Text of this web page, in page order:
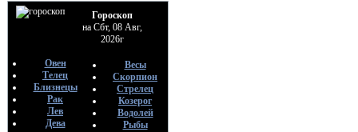
Гороскоп
на Сбт, 08 Авг,
2026г
Овен
Телец
Близнецы
Рак
Лев
Дева
Весы
Скорпион
Стрелец
Козерог
Водолей
Рыбы